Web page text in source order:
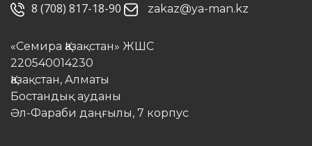
8 (708) 817-18-90 zakaz@ya-man.kz
«Семира Қазақстан» ЖШС
220540014230
Қазақстан, Алматы
Бостандық ауданы
Әл-Фараби даңғылы, 7 корпус